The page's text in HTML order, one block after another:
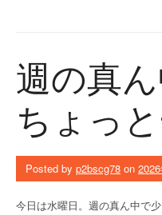
週の真ん
ちょっ
Posted by p2bscg78 on
今日は水曜日。週の真ん中で